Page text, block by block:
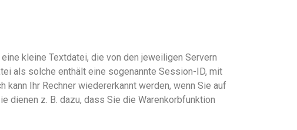
kleine Textdatei, die von den jeweiligen Servern
als solche enthält eine sogenannte Session-ID, mit
kann Ihr Rechner wiedererkannt werden, wenn Sie auf
dienen z. B. dazu, dass Sie die Warenkorbfunktion